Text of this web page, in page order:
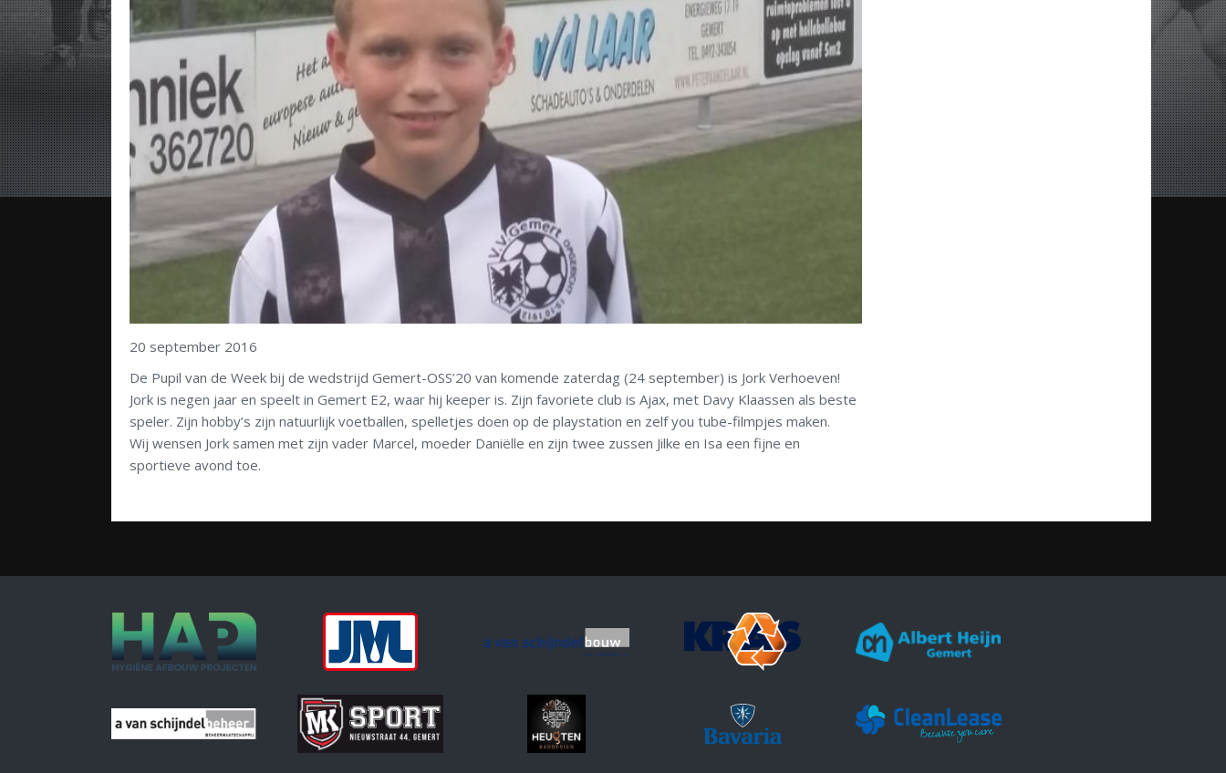
20 september 2016
De Pupil van de Week bij de wedstrijd Gemert-OSS’20 van komende zaterdag (24 september) is Jork Verhoeven!
Jork is negen jaar en speelt in Gemert E2, waar hij keeper is. Zijn favoriete club is Ajax, met Davy Klaassen als beste
speler. Zijn hobby’s zijn natuurlijk voetballen, spelletjes doen op de playstation en zelf you tube-filmpjes maken.
Wij wensen Jork samen met zijn vader Marcel, moeder Daniëlle en zijn twee zussen Jilke en Isa een fijne en
sportieve avond toe.